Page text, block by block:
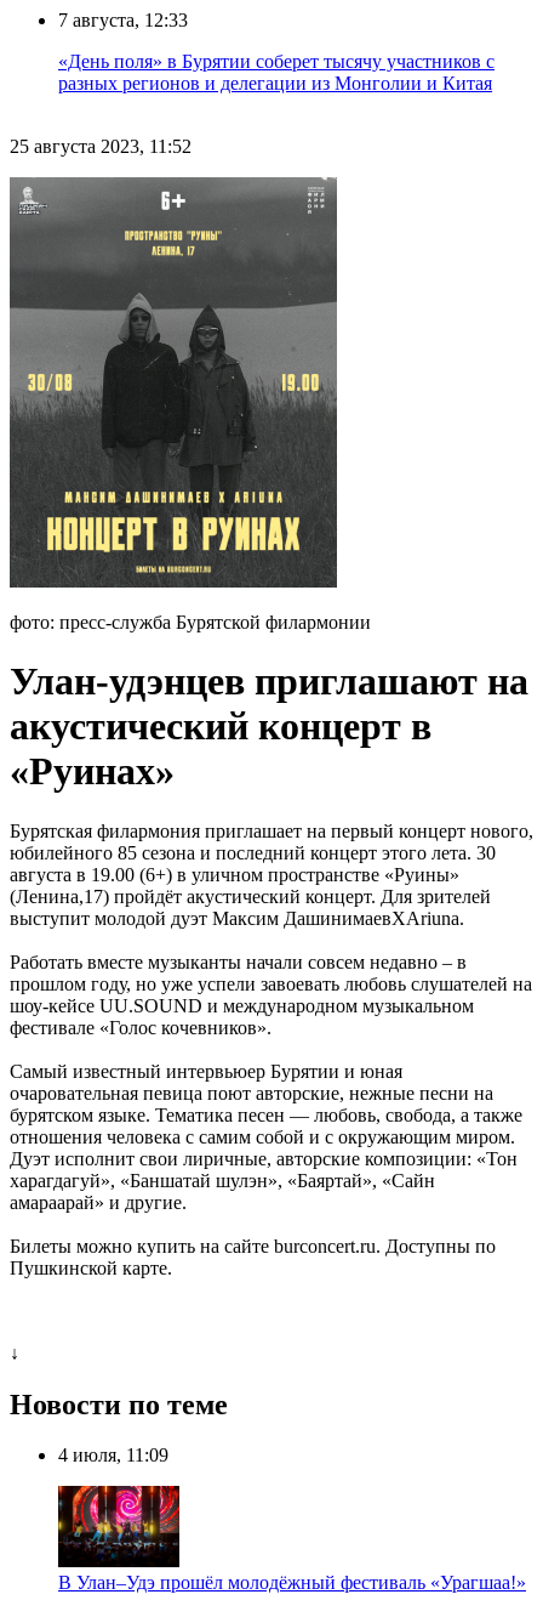
7 августа, 12:33
«День поля» в Бурятии соберет тысячу участников с
разных регионов и делегации из Монголии и Китая
25 августа 2023, 11:52
фото: пресс-служба Бурятской филармонии
Улан-удэнцев приглашают на
акустический концерт в
«Руинах»
Бурятская филармония приглашает на первый концерт нового,
юбилейного 85 сезона и последний концерт этого лета. 30
августа в 19.00 (6+) в уличном пространстве «Руины»
(Ленина,17) пройдёт акустический концерт. Для зрителей
выступит молодой дуэт Максим ДашинимаевXAriuna.
Работать вместе музыканты начали совсем недавно – в
прошлом году, но уже успели завоевать любовь слушателей на
шоу-кейсе UU.SOUND и международном музыкальном
фестивале «Голос кочевников».
Самый известный интервьюер Бурятии и юная
очаровательная певица поют авторские, нежные песни на
бурятском языке. Тематика песен — любовь, свобода, а также
отношения человека с самим собой и с окружающим миром.
Дуэт исполнит свои лиричные, авторские композиции: «Тон
харагдагуй», «Баншатай шулэн», «Баяртай», «Сайн
амараарай» и другие.
Билеты можно купить на сайте burconcert.ru. Доступны по
Пушкинской карте.
↓
Новости по теме
4 июля, 11:09
В Улан–Удэ прошёл молодёжный фестиваль «Урагшаа!»